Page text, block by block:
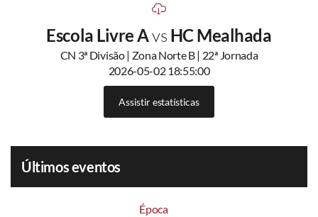
Escola Livre Avs HC Mealhada
CN 3ª Divisão | Zona Norte B | 22ª Jornada
2026-05-02 18:55:00
Assistir estatísticas
Últimos eventos
Época